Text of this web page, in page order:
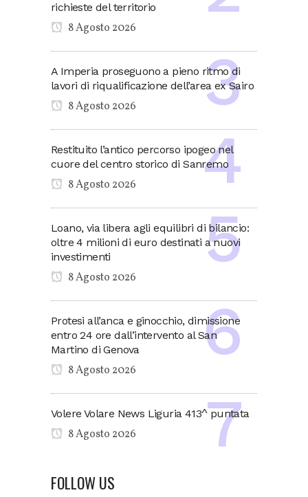
richieste del territorio
8 Agosto 2026
A Imperia proseguono a pieno ritmo di
lavori di riqualificazione dell’area ex Sairo
8 Agosto 2026
Restituito l’antico percorso ipogeo nel
cuore del centro storico di Sanremo
8 Agosto 2026
Loano, via libera agli equilibri di bilancio:
oltre 4 milioni di euro destinati a nuovi
investimenti
8 Agosto 2026
Protesi all’anca e ginocchio, dimissione
entro 24 ore dall’intervento al San
Martino di Genova
8 Agosto 2026
Volere Volare News Liguria 413^ puntata
8 Agosto 2026
FOLLOW US